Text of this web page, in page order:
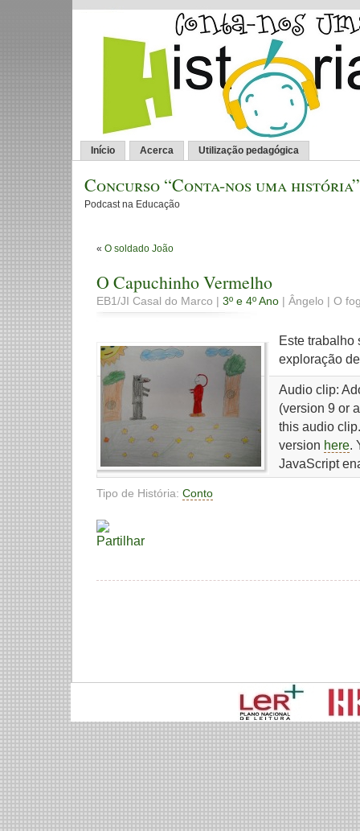
Início Acerca Utilização pedagógica
Concurso “Conta-nos uma história”
Podcast na Educação
« O soldado João
O Capuchinho Vermelho
EB1/JI Casal do Marco | 3º e 4º Ano | Ângelo | O
Este trabalho
exploração
Audio clip:
(version 9 or
this audio
version here.
JavaScript
Tipo de História: Conto